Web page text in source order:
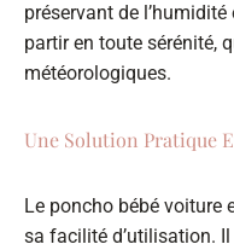
préservant de
partir en toute sérénité,
météorologiques.
Une Solution Pratique
Le poncho bébé voiture
sa facilité d’utilisation.